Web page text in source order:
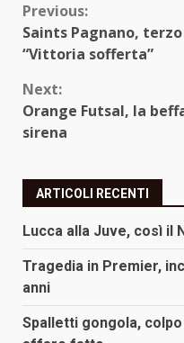
Continue
Reading
Previous:
Saints Pagnano,
“Vittoria sofferta”
Next:
Orange Futsal, la
sirena
ARTICOLI RECENTI
Lucca alla Juve, così il
Tragedia in Premier,
anni
Spalletti gongola,